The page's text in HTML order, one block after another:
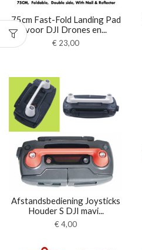
75cm Fast-Fold Landing Pad
voor DJI Drones en...
€ 23,00
Afstandsbediening Joysticks
Houder S DJI mavi...
€4,00